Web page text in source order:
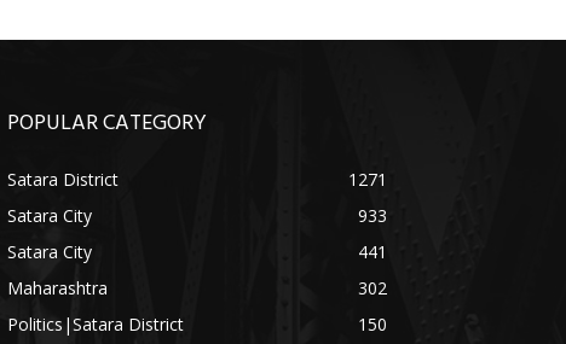
POPULAR CATEGORY
Satara District
1271
Satara City
933
Satara City
441
Maharashtra
302
Politics|Satara District
150